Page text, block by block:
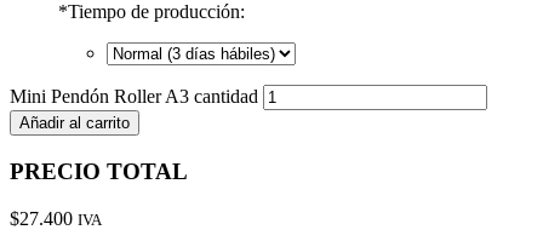
*Tiempo de producción:
Mini Pendón Roller A3 cantidad
Añadir al carrito
PRECIO TOTAL
$27.400 IVA